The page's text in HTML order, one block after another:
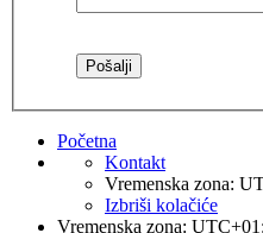
Početna
Kontakt
Vremenska zona:
Izbriši kolačiće
Vremenska zona: